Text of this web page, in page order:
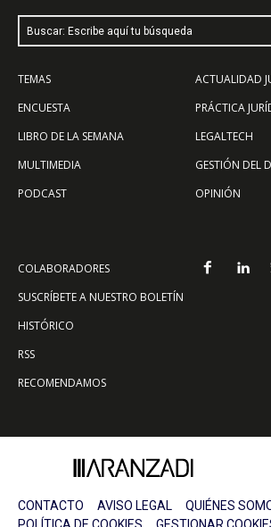
Buscar: Escribe aquí tu búsqueda
TEMAS
ENCUESTA
LIBRO DE LA SEMANA
MULTIMEDIA
PODCAST
ACTUALIDAD
PRÁCTICA
LEGALTECH
GESTIÓN DEL
OPINIÓN
COLABORADORES
SUSCRÍBETE A NUESTRO BOLETÍN
HISTÓRICO
RSS
RECOMENDAMOS
CONTACTO AVISO LEGAL QUIÉNES